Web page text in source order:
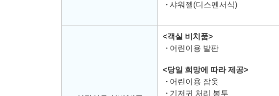
샤워젤(디스펜서식)
<객실 비치품>
어린이용 발판
<당일 희망에 따라 제공>
어린이용 잠옷
기저귀 처리 봉투